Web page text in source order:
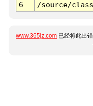
6
/source/
www.365jz.com 已经将此出